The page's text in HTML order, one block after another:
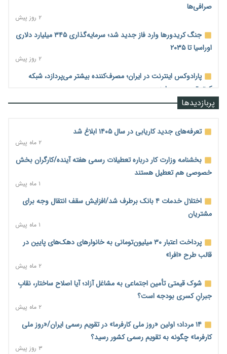
صرافی‌ها
۲ روز پیش
جنگ کریدورها وارد فاز جدید شد؛ سرمایه‌گذاری ۳۴۵ میلیارد دلاری
اوراسیا تا ۲۰۳۵
۲ روز پیش
پارادوکس اینترنت در ایران؛ مصرف‌کننده بیشتر می‌پردازد، شبکه
کمتر توسعه می‌یابد
سیاست‌های مالیاتی در حمایت از تولید
۲ روز پیش
معمای تأمین ۸۰ همت معوقات بازنشستگان؛ بانک رفاه وارد میدان
شد
۲ روز پیش
فشار اقتصادی در مسیر صعود؛ شاخص فلاکت کشور از ۹۰ به ۹۶
درصد رسید
۲ روز پیش
رشد ۷۵ هزار میلیاردی بازار خرید اعتباری؛ فین‌تک‌ها وارد میدان
شدند
۲ روز پیش
احتمال اختلال ۲۴ ساعته در سامانه‌های تأمین اجتماعی
آغاز اجرای پایلوت «ردا کارت» برای دانشجویان تحصیلات تکمیلی
محدودیت تازه برای شبکه بانکی؛ افزایش سپرده قانونی با هدف
پربازدیدها
تعرفه‌های جدید کاریابی در سال ۱۴۰۵ ابلاغ شد
۲ ماه پیش
بخشنامه وزارت کار درباره تعطیلات رسمی هفته آینده/کارگران بخش
خصوصی هم تعطیل هستند
۱ ماه پیش
اختلال خدمات ۴ بانک برطرف شد/افزایش سقف انتقال وجه برای
مشتریان
۱ ماه پیش
پرداخت اعتبار ۳۰ میلیون‌تومانی به خانوارهای دهک‌های پایین در
قالب طرح «افرا»
۲ ماه پیش
شوک قیمتی تأمین اجتماعی به مشاغل آزاد؛ آیا اصلاح ساختار، نقابِ
جبرانِ کسری بودجه است؟
۲ ماه پیش
۱۴ مرداد؛ اولین «روز ملی کارفرما» در تقویم رسمی ایران/«روز ملی
کارفرما» چگونه به تقویم رسمی کشور رسید؟
۳ روز پیش